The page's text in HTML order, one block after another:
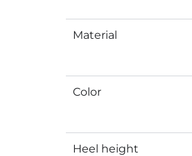
Material
Color
Heel height